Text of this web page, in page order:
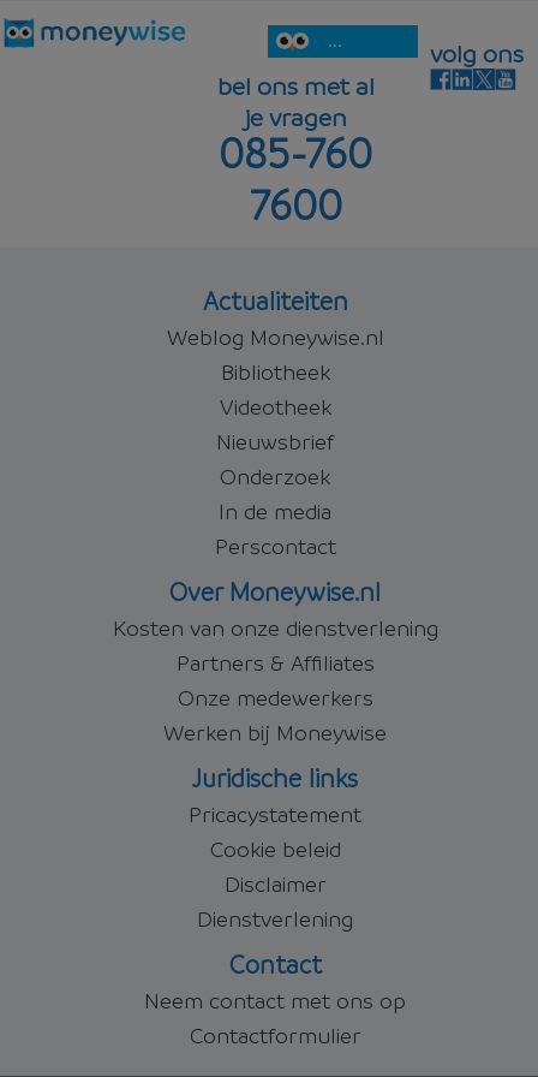
...
bel ons met al
je vragen
085-760
7600
volg ons
Actualiteiten
Weblog Moneywise.nl
Bibliotheek
Videotheek
Nieuwsbrief
Onderzoek
In de media
Perscontact
Over Moneywise.nl
Kosten van onze dienstverlening
Partners & Affiliates
Onze medewerkers
Werken bij Moneywise
Juridische links
Pricacystatement
Cookie beleid
Disclaimer
Dienstverlening
Contact
Neem contact met ons op
Contactformulier